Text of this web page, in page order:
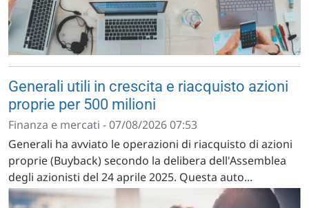
Generali utili in crescita e riacquisto azioni
proprie per 500 milioni
Finanza e mercati - 07/08/2026 07:53
Generali ha avviato le operazioni di riacquisto di azioni
proprie (Buyback) secondo la delibera dell'Assemblea
degli azionisti del 24 aprile 2025. Questa auto...